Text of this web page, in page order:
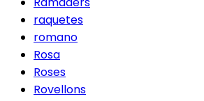
raquetes
romano
Rosa
Roses
Rovellons